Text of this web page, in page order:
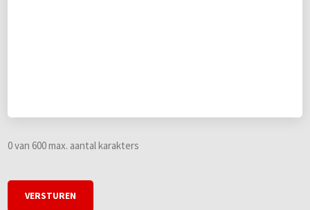
0 van 600 max. aantal karakters